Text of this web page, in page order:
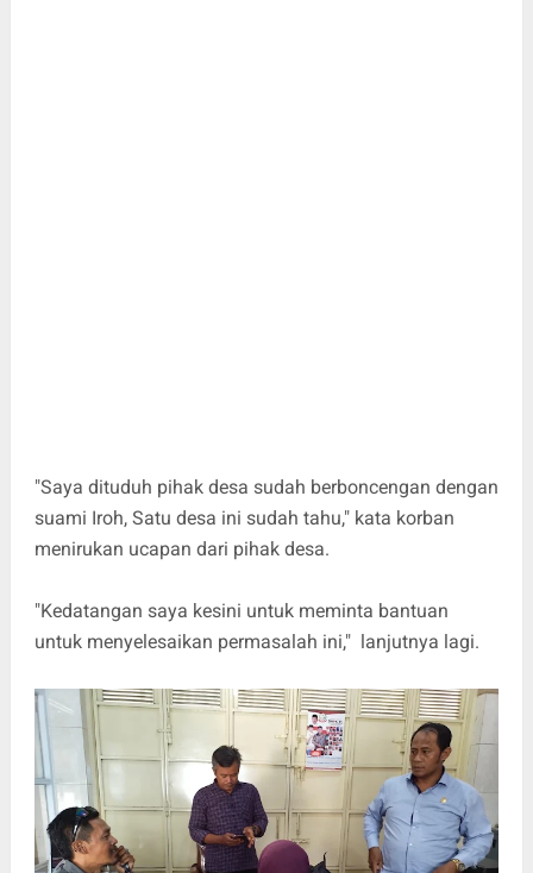
"Saya dituduh pihak desa sudah berboncengan dengan
suami Iroh, Satu desa ini sudah tahu," kata korban
menirukan ucapan dari pihak desa.
"Kedatangan saya kesini untuk meminta bantuan
untuk menyelesaikan permasalah ini," lanjutnya lagi.